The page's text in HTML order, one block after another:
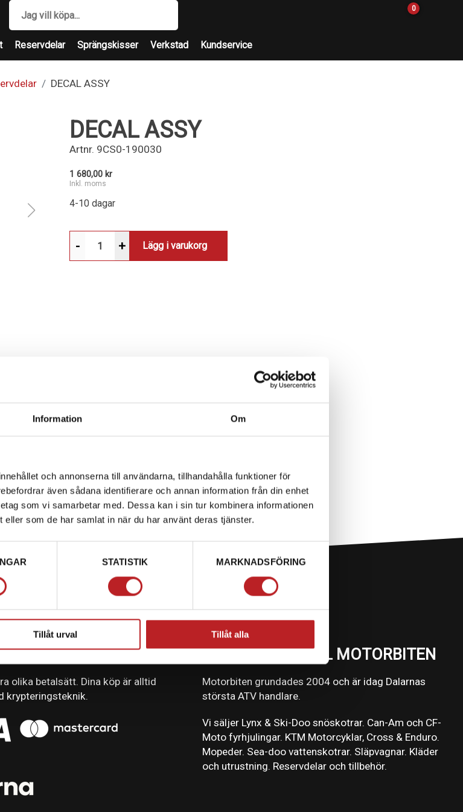
Information Om
och annonserna till användarna, tillhandahålla funktioner för
även sådana identifierare och annan information från din enhet
som vi samarbetar med. Dessa kan i sin tur kombinera informationen
som de har samlat in när du har använt deras tjänster.
STATISTIK MARKNADSFÖRING
Tillåt urval Tillåt alla
0
Reservdelar Sprängskisser Verkstad Kundservice
DECAL ASSY
DECAL ASSY
Artnr. 9CS0-190030
1 680,00 kr
Inkl. moms
4-10 dagar
- + Lägg i varukorg
olika betalsätt. Dina köp är alltid
krypteringsteknik.
VÄLKOMMEN TILL MOTORBITEN
Motorbiten grundades 2004 och är idag Dalarnas
största ATV handlare.
Vi säljer Lynx & Ski-Doo snöskotrar. Can-Am och CF-
Moto fyrhjulingar. KTM Motorcyklar, Cross & Enduro.
Mopeder. Sea-doo vattenskotrar. Släpvagnar. Kläder
och utrustning. Reservdelar och tillbehör.